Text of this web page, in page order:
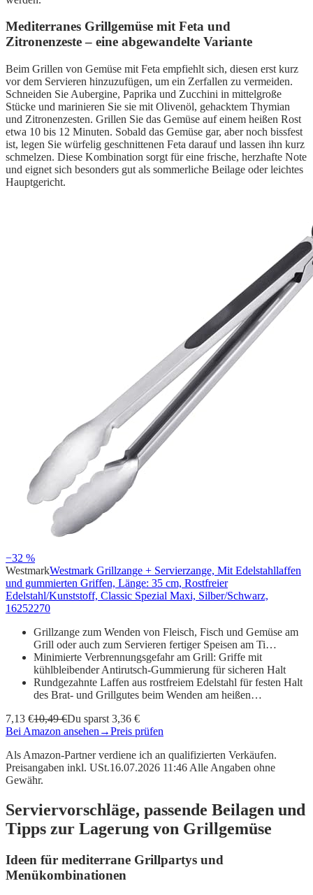
Mediterranes Grillgemüse mit Feta und
Zitronenzeste – eine abgewandelte Variante
Beim Grillen von Gemüse mit Feta empfiehlt sich, diesen erst kurz
vor dem Servieren hinzuzufügen, um ein Zerfallen zu vermeiden.
Schneiden Sie Aubergine, Paprika und Zucchini in mittelgroße
Stücke und marinieren Sie sie mit Olivenöl, gehacktem Thymian
und Zitronenzesten. Grillen Sie das Gemüse auf einem heißen Rost
etwa 10 bis 12 Minuten. Sobald das Gemüse gar, aber noch bissfest
ist, legen Sie würfelig geschnittenen Feta darauf und lassen ihn kurz
schmelzen. Diese Kombination sorgt für eine frische, herzhafte Note
und eignet sich besonders gut als sommerliche Beilage oder leichtes
Hauptgericht.
−32 %
WestmarkWestmark Grillzange + Servierzange, Mit Edelstahllaffen
und gummierten Griffen, Länge: 35 cm, Rostfreier
Edelstahl/Kunststoff, Classic Spezial Maxi, Silber/Schwarz,
16252270
Grillzange zum Wenden von Fleisch, Fisch und Gemüse am
Grill oder auch zum Servieren fertiger Speisen am Ti…
Minimierte Verbrennungsgefahr am Grill: Griffe mit
kühlbleibender Antirutsch-Gummierung für sicheren Halt
Rundgezahnte Laffen aus rostfreiem Edelstahl für festen Halt
des Brat- und Grillgutes beim Wenden am heißen…
7,13 €10,49 €Du sparst 3,36 €
Bei Amazon ansehen →Preis prüfen
Als Amazon-Partner verdiene ich an qualifizierten Verkäufen.
Preisangaben inkl. USt.16.07.2026 11:46 Alle Angaben ohne
Gewähr.
Serviervorschläge, passende Beilagen und
Tipps zur Lagerung von Grillgemüse
Ideen für mediterrane Grillpartys und
Menükombinationen